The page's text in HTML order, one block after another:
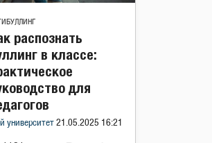
распознать
в классе:
для
университет 21.05.2025 16:21